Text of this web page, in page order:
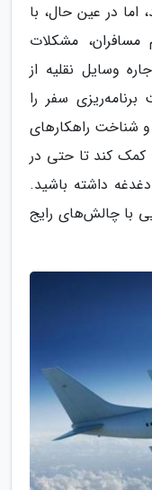
در عین حال، با
مشکلات
وسایل نقلیه از
سفر را
و شناخت راهکارهای
کمک کند تا حتی در
داشته باشید.
با چالش‌های رایج